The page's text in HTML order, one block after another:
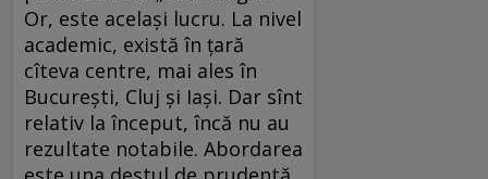
Or, este acelaşi lucru. La nivel
academic, există în ţară
cîteva centre, mai ales în
Bucureşti, Cluj şi Iaşi. Dar sînt
relativ la început, încă nu au
rezultate notabile. Abordarea